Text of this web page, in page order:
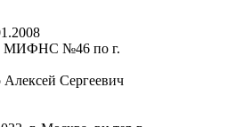
МИФНС №46 по г.
Сергеевич